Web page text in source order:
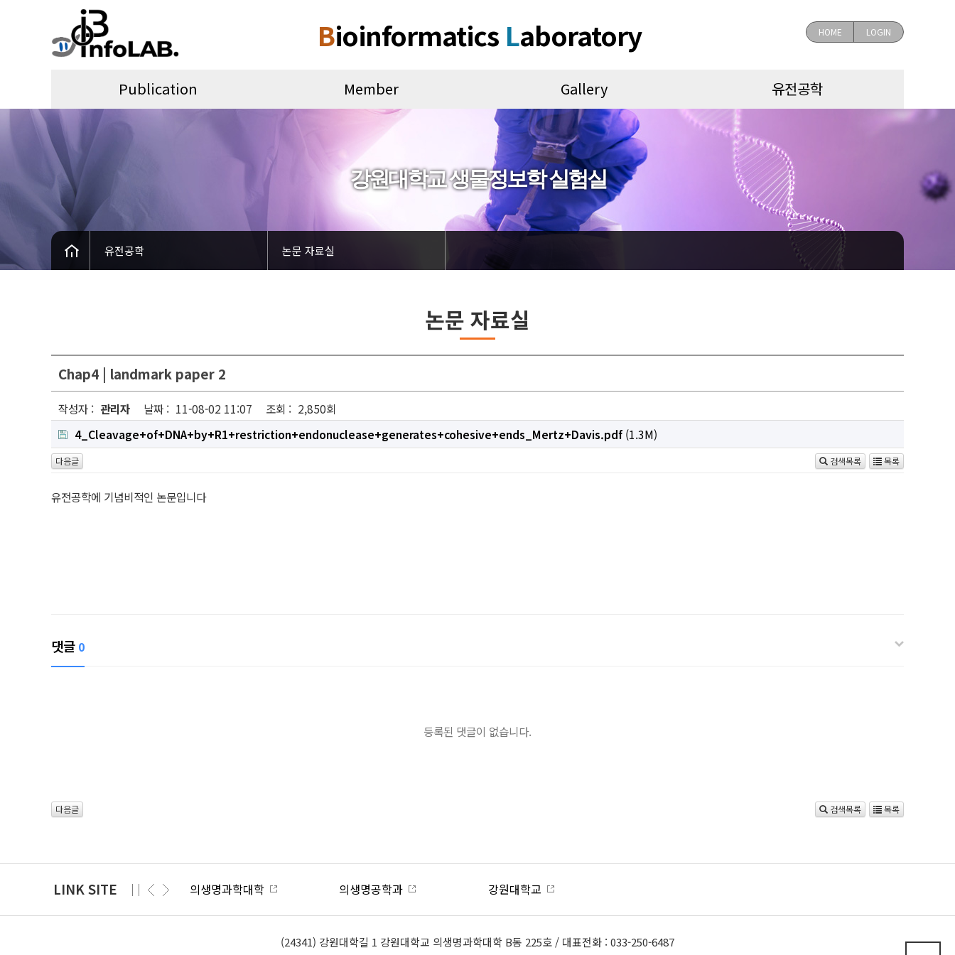
Bioinformatics Laboratory HOME LOGIN
Publication Member Gallery 유전공학
강원대학교 생물정보학 실험실
유전공학 논문 자료실
논문 자료실
Chap4 | landmark paper 2
작성자 : 관리자 날짜 : 11-08-02 11:07 조회 : 2,850회
4_Cleavage+of+DNA+by+R1+restriction+endonuclease+generates+cohesive+ends_Mertz+Davis.pdf(1.3M)
다음글 검색목록 목록
유전공학에 기념비적인 논문입니다
댓글 0
등록된 댓글이 없습니다.
다음글 검색목록 목록
LINK SITE 의생명과학대학 의생명공학과 강원대학교
(24341) 강원대학길 1 강원대학교 의생명과학대학 B동 225호 / 대표전화 : 033-250-6487